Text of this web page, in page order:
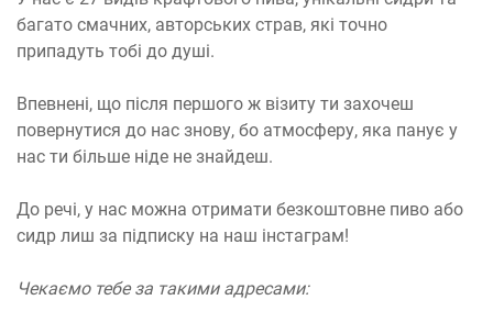
багато смачних, авторських страв, які точно
припадуть тобі до душі.
Впевнені, що після першого ж візиту ти захочеш
повернутися до нас знову, бо атмосферу, яка панує у
нас ти більше ніде не знайдеш.
До речі, у нас можна отримати безкоштовне пиво або
сидр лиш за підписку на наш інстаграм!
Чекаємо тебе за такими адресами: